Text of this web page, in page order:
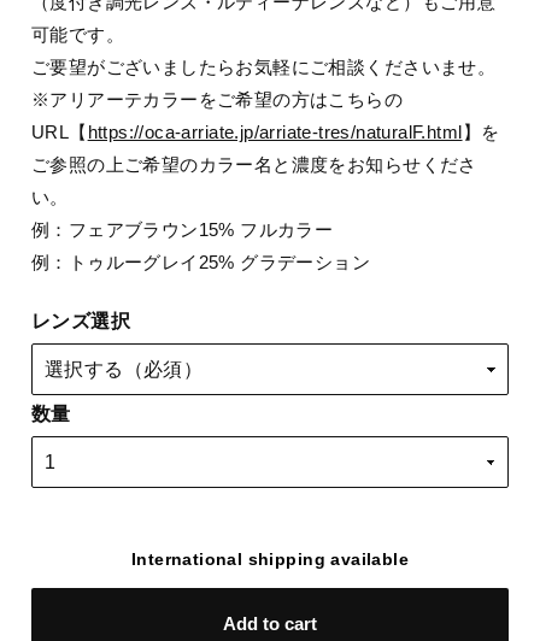
可能です。
ご要望がございましたらお気軽にご相談くださいませ。
※アリアーテカラーをご希望の方はこちらの
URL【 https://oca-arriate.jp/arriate-tres/naturalF.html】を
ご参照の上ご希望のカラー名と濃度をお知らせくださ
い。
例：フェアブラウン15% フルカラー
例：トゥルーグレイ25% グラデーション
レンズ選択
数量
International shipping available
Add to cart